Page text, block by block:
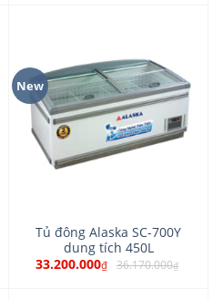
New
Tủ đông Alaska SC-700Y
dung tích 450L
33.200.000₫ 36.170.000₫